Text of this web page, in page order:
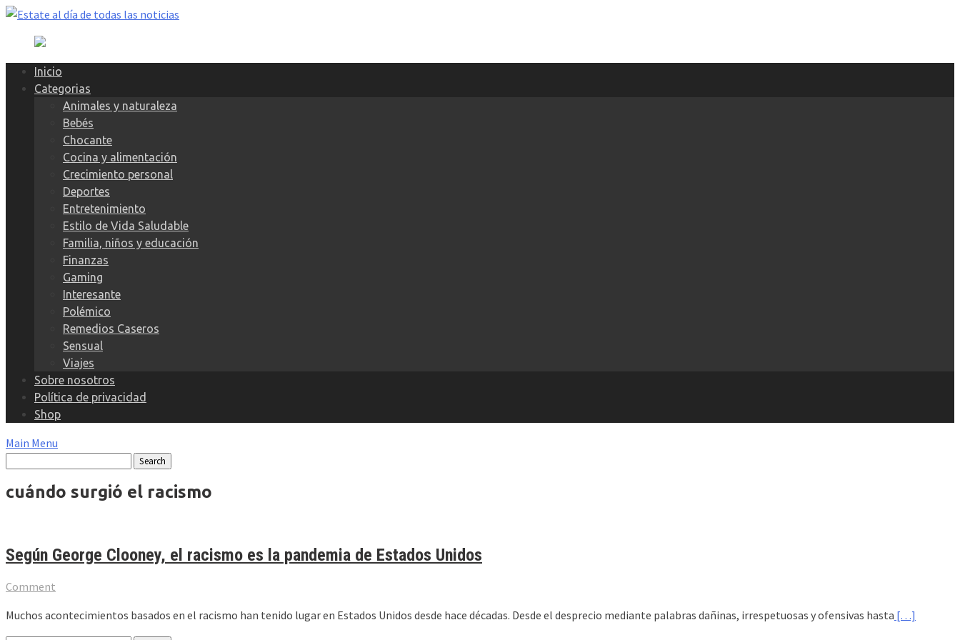
Skip
content
Inicio
Categorias
Animales y naturaleza
Bebés
Chocante
Cocina y alimentación
Crecimiento personal
Deportes
Entretenimiento
Estilo de Vida Saludable
Familia, niños y educación
Finanzas
Gaming
Interesante
Polémico
Remedios Caseros
Sensual
Viajes
Sobre nosotros
Política de privacidad
Shop
Main Menu
cuándo surgió el racismo
Según George Clooney, el racismo es la pandemia de Estados Unidos
Comment
Muchos acontecimientos basados en el racismo han tenido lugar en Estados Unidos desde hace décadas. Desde el desprecio mediante palabras dañinas, irrespetuosas y ofensivas hasta […]